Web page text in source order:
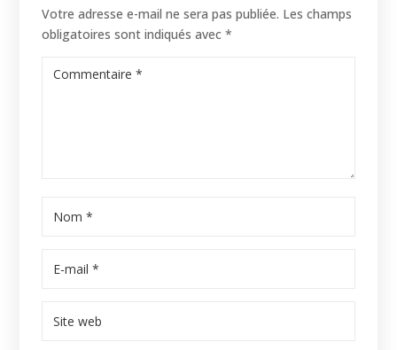
Votre adresse e-mail ne sera pas publiée. Les champs
obligatoires sont indiqués avec*